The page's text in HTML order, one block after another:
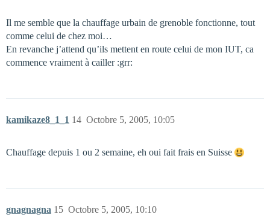
Il me semble que la chauffage urbain de grenoble fonctionne, tout
comme celui de chez moi…
En revanche j’attend qu’ils mettent en route celui de mon IUT, ca
commence vraiment à cailler :grr:
kamikaze8_1_1 Octobre 5, 2005, 10:05
14
Chauffage depuis 1 ou 2 semaine, eh oui fait frais en Suisse
gnagnagna Octobre 5, 2005, 10:10
15